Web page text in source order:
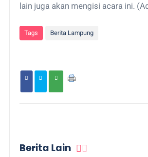
lain juga akan mengisi acara ini.
Tags Berita Lampung
Berita Lain